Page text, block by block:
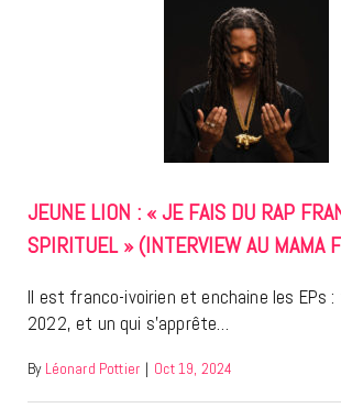
JEUNE LION : « JE FAIS DU RAP
SPIRITUEL » (INTERVIEW AU MAMA
Il est franco-ivoirien et enchaine les EPs
2022, et un qui s’apprête…
By Léonard Pottier | Oct 19, 2024